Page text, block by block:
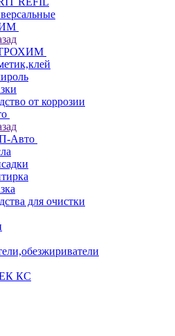
от коррозии
Авто
для очистки
КС